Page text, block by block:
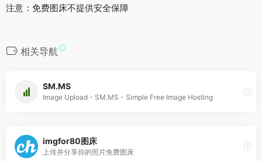
注意：免费图床不提供安全保障
相关导航
SM.MS
Image Upload - SM.MS - Simple Free Image Hosting
imgfor80图床
上传并分享你的照片免费图床